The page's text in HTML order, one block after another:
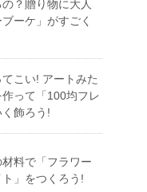
？贈り物に大人
ーケ」がすごく
こい! アートみた
って「100均フレ
飾ろう!
料で「フラワー
」をつくろう!